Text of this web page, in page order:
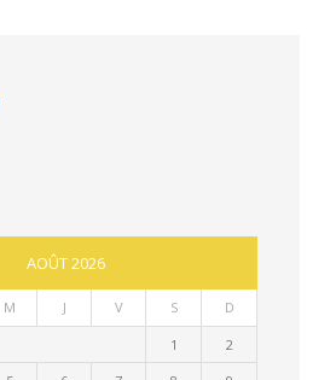
AOÛT 2026
M J V S D
1
2